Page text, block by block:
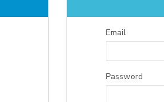
Email
Password